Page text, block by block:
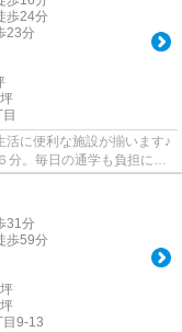
歩24分
23分
に便利な施設が揃います♪
分。毎日の通学も負担にな
31分
歩59分
目9-13